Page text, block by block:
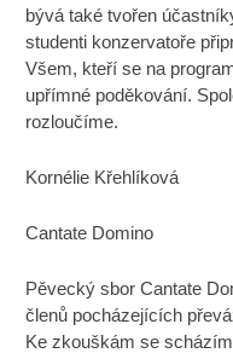
bývá také tvořen
studenti konzervatoře
Všem, kteří se na
upřímné poděkování.
rozloučíme.
Kornélie Křehlíková
Cantate Domino
Pěvecký sbor Cantate
členů pocházejících
Ke zkouškám se